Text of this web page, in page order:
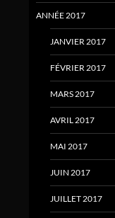
ANNÉE 2017
JANVIER 2017
FÉVRIER 2017
MARS 2017
AVRIL 2017
MAI 2017
JUIN 2017
JUILLET 2017